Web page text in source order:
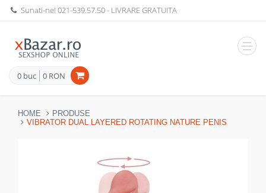
Sunati-ne!021-539.57.50- LIVRARE GRATUITA
0 buc 0 RON
HOME
PRODUSE
VIBRATOR DUAL LAYERED ROTATING NATURE PENIS